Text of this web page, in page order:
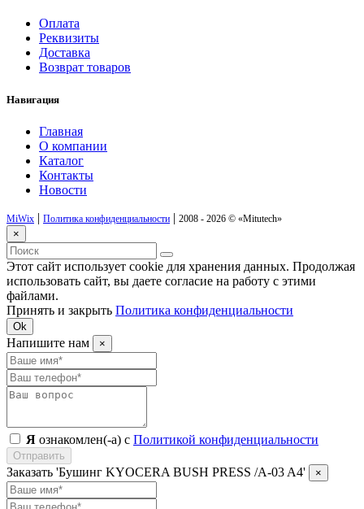
Оплата
Реквизиты
Доставка
Возврат товаров
Навигация
Главная
О компании
Каталог
Контакты
Новости
MiWix | Политика конфиденциальности | 2008 - 2026 © «Mitutech»
×
Этот сайт использует cookie для хранения данных. Продолжая
использовать сайт, вы даете согласие на работу с этими
файлами.
Принять и закрыть Политика конфиденциальности
Ok
Напишите нам ×
Я ознакомлен(-а) с Политикой конфиденциальности
Отправить
Заказать 'Бушинг KYOCERA BUSH PRESS /A-03 A4' ×